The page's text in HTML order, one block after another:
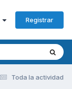
Registrar
Toda la actividad